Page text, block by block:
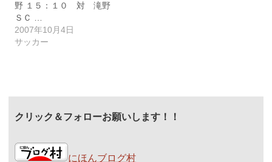
野 １５：１０ 対 滝野
ＳＣ …
2007年10月4日
サッカー
クリック＆フォローお願いします！！
にほんブログ村